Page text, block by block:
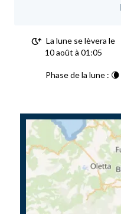
La lune se lèvera le
10 août à 01:05
Phase de la lune :